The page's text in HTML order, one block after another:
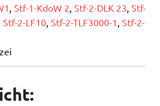
Stf-1-KdoW 2 Stf-2-DLK 23 Stf-
Stf-2-LF10 Stf-2-TLF3000-1 Stf-2-